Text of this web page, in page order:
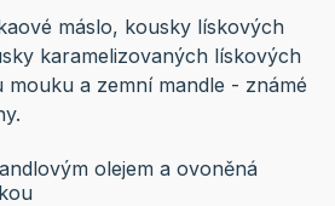
máslo, kousky lískových
karamelizovaných lískových
a zemní mandle - známé
olejem a ovoněná